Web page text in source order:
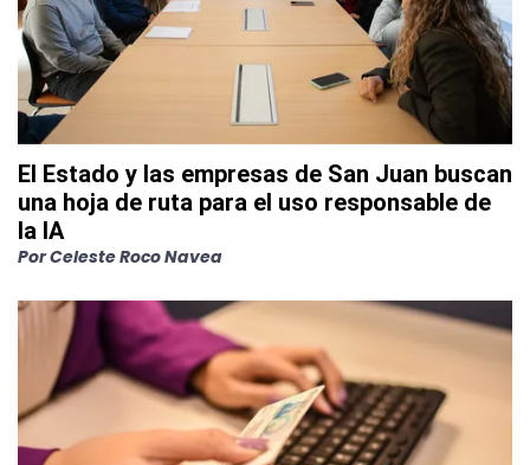
El Estado y las empresas de San Juan buscan
una hoja de ruta para el uso responsable de
la IA
PorCeleste Roco Navea